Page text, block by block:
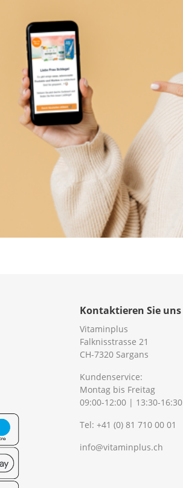
Kontaktieren Sie uns
Vitaminplus
Falknisstrasse 21
CH-7320 Sargans
Kundenservice:
Montag bis Freitag
09:00-12:00 | 13:30-16:30
Tel: +41 (0) 81 710 00 01
info@vitaminplus.ch